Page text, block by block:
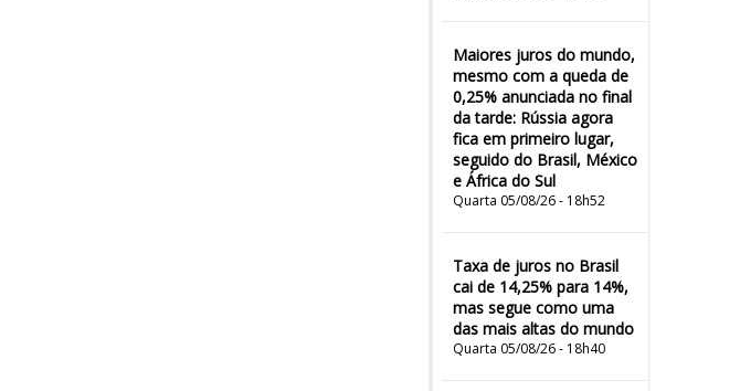
Maiores juros do mundo,
mesmo com a queda de
0,25% anunciada no final
da tarde: Rússia agora
fica em primeiro lugar,
seguido do Brasil, México
e África do Sul
Quarta 05/08/26 - 18h52
Taxa de juros no Brasil
cai de 14,25% para 14%,
mas segue como uma
das mais altas do mundo
Quarta 05/08/26 - 18h40